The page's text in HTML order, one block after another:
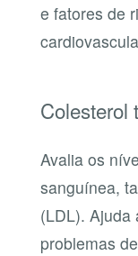
e fatores de
Colesterol
Avalia os
sanguínea,
(LDL). Ajuda
problemas